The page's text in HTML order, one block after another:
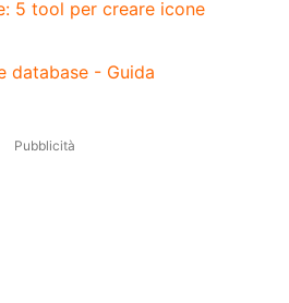
5 tool per creare icone
database - Guida
Pubblicità